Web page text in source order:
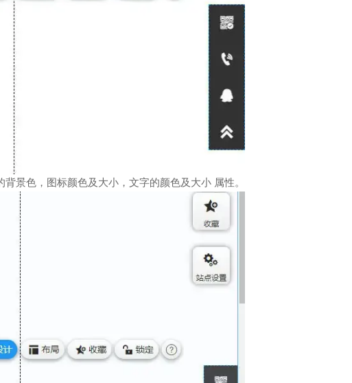
景色，图标颜色及大小，文字的颜色及大小 属性。